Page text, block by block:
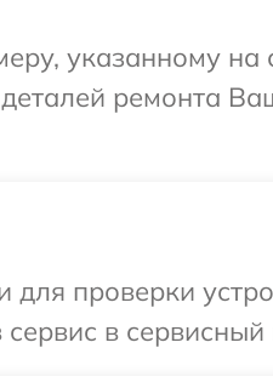
указанному на
ремонта
проверки
в